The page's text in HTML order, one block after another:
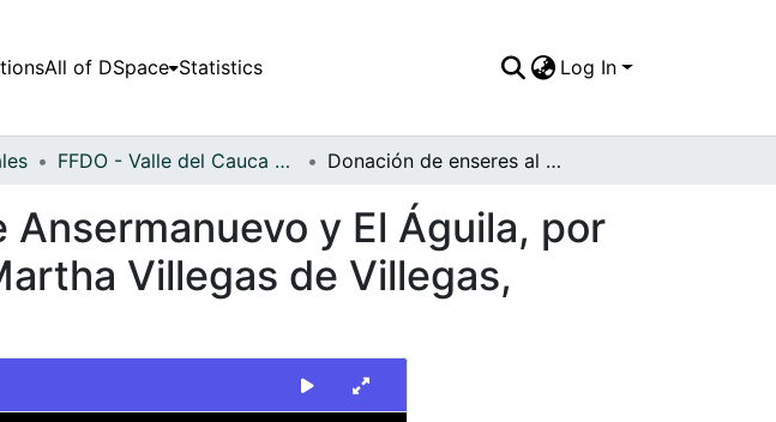
All of DSpace Statistics Log In
FFDO - Valle del Cauca - Patrimonial Donación de enseres al municipio de Ansermanuevo y El Águila, por parte de Corpovalle, en cabeza de Martha Villegas de Villegas, primera dama del departamento
y El Águila, por
Villegas de Villegas,